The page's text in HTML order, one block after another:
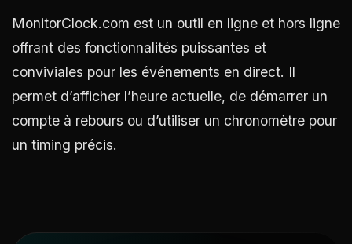
MonitorClock.com est un outil en ligne et hors ligne
offrant des fonctionnalités puissantes et
conviviales pour les événements en direct. Il
permet d’afficher l’heure actuelle, de démarrer un
compte à rebours ou d’utiliser un chronomètre pour
un timing précis.